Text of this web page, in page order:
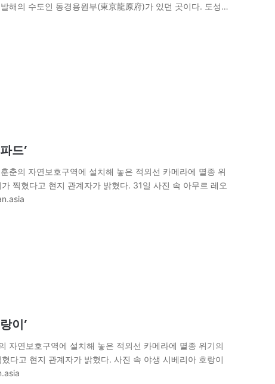
해의 수도인 동경용원부(東京龍原府)가 있던 곳이다. 도성
드’
춘의 자연보호구역에 설치해 놓은 적외선 카메라에 멸종 위
찍혔다고 현지 관계자가 밝혔다. 31일 사진 속 아무르 레오
이’
자연보호구역에 설치해 놓은 적외선 카메라에 멸종 위기의
다고 현지 관계자가 밝혔다. 사진 속 야생 시베리아 호랑이